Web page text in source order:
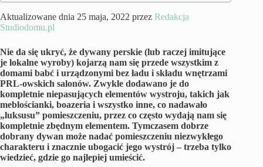
Aktualizowane dnia 25 maja, 2022 przez Redakcja
Studiodomu.pl
Nie da się ukryć, że dywany perskie (lub raczej imitujące
je lokalne wyroby) kojarzą nam się przede wszystkim z
domami babć i urządzonymi bez ładu i składu wnętrzami
PRL-owskich salonów. Zwykle dodawano je do
kompletnie niepasujących elementów wystroju, takich jak
meblościanki, boazeria i wszystko inne, co nadawało
„luksusu” pomieszczeniu, przez co często wydają nam się
kompletnie zbędnym elementem. Tymczasem dobrze
dobrany dywan może nadać pomieszczeniu niezwykłego
charakteru i znacznie ubogacić jego wystrój – trzeba tylko
wiedzieć, gdzie go najlepiej umieścić.